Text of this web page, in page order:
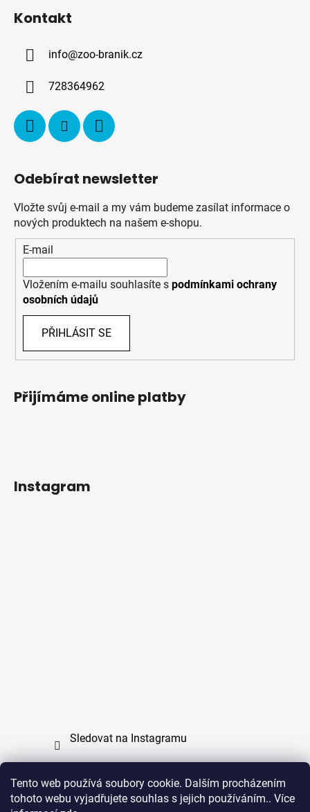
Tento web používá soubory cookie. Dalším procházením
tohoto webu vyjadřujete souhlas s jejich používáním.. Více
Kontakt
info@zoo-branik.cz
728364962
Odebírat newsletter
Vložte svůj e-mail a my vám budeme zasílat informace o
nových produktech na našem e-shopu.
E-mail
Vložením e-mailu souhlasíte s podmínkami ochrany
osobních údajů
PŘIHLÁSIT SE
Přijímáme online platby
Instagram
Sledovat na Instagramu